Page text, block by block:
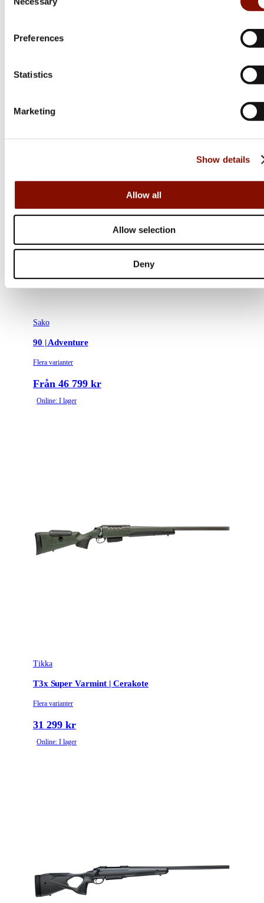
Selection
Preferences
Statistics
Marketing
Show details
Allow all
Allow selection
Deny
Från 54 799 kr
Sako
90 | Adventure
Flera varianter
Från 46 799 kr
Online: I lager
Tikka
T3x Super Varmint | Cerakote
Flera varianter
31 299 kr
Online: I lager